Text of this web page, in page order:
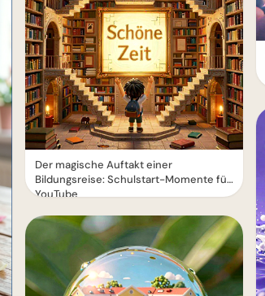
Der magische Auftakt einer
Bildungsreise: Schulstart-Momente für
YouTube